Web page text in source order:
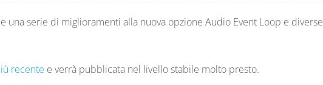
una serie di miglioramenti alla nuova opzione Audio Event Loop e diverse
recente e verrà pubblicata nel livello stabile molto presto.